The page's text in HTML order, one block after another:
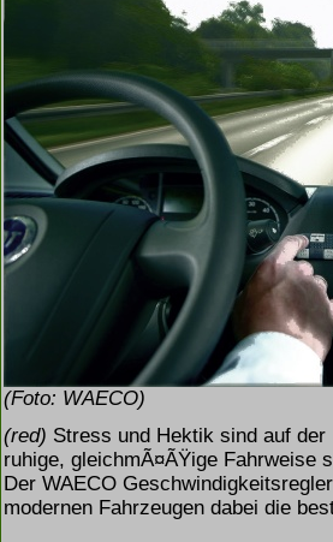
(Foto: WAECO)
(red) Stress und Hektik sind auf
ruhige, gleichmÃ¤ÃŸige Fahrweise
Der WAECO
modernen Fahrzeugen dabei die